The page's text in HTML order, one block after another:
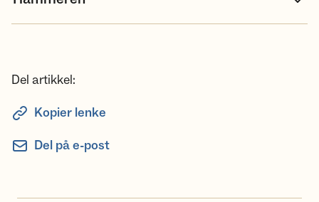
Del artikkel:
Kopier lenke
Del på e-post